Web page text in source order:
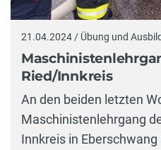
21.04.2024 / Übung und
Ried/Innkreis
An den beiden letzten
Maschinistenlehrgang
Innkreis in